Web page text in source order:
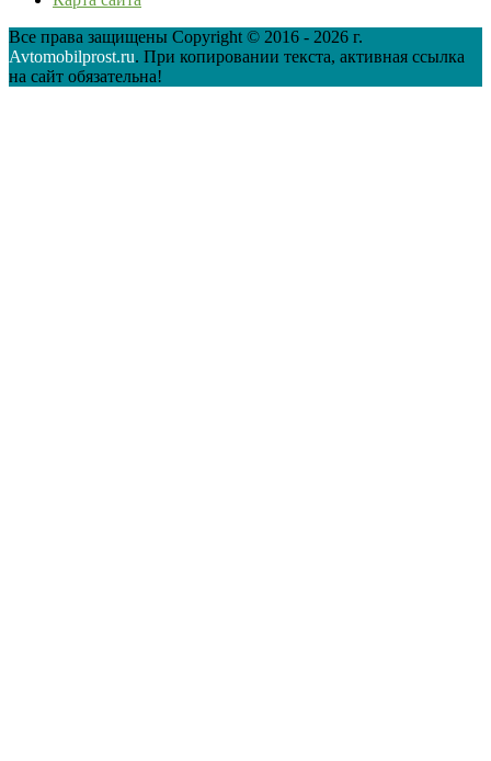
Все права защищены Copyright © 2016 - 2026 г.
Avtomobilprost.ru. При копировании текста, активная ссылка
на сайт обязательна!